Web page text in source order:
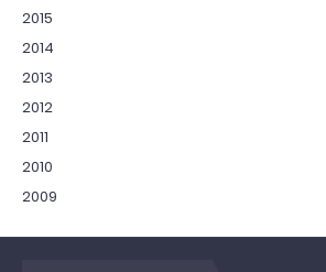
2015
2014
2013
2012
2011
2010
2009